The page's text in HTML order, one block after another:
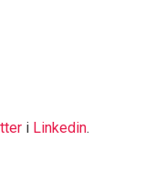
i Linkedin.